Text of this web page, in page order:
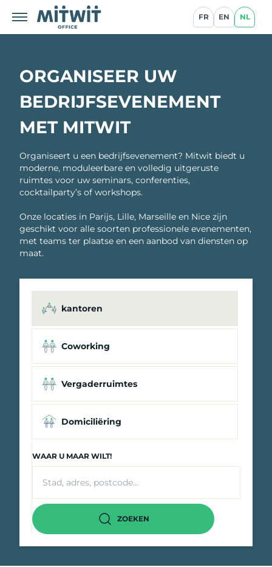
FR EN NL
ORGANISEER UW
BEDRIJFSEVENEMENT
MET MITWIT
Organiseert u een bedrijfsevenement? Mitwit biedt u
moderne, moduleerbare en volledig uitgeruste
ruimtes voor uw seminars, conferenties,
cocktailparty’s of workshops.
Onze locaties in Parijs, Lille, Marseille en Nice zijn
geschikt voor alle soorten professionele evenementen,
met teams ter plaatse en een aanbod van diensten op
maat.
kantoren
Coworking
Vergaderruimtes
Domiciliëring
WAAR U MAAR WILT!
ZOEKEN